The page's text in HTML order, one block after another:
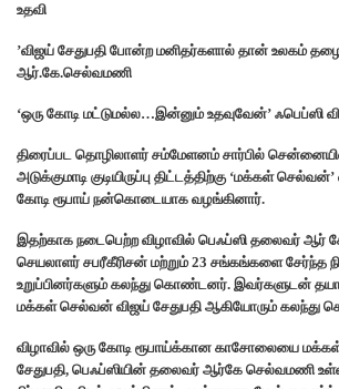
உதவி
’விஜய் சேதுபதி போன்ற மனிதர்களால் தான் உலகம்
ஆர்.கே.செல்வமணி
‘ஒரு கோடி மட்டுமல்ல…இன்னும் உதவுவேன்’ ஃபெப்ஸி
திரைப்பட தொழிலாளர் சம்மேளனம் சார்பில் சென்னையில்
அடுக்குமாடி குடியிருப்பு திட்டத்திற்கு ‘மக்கள்
கோடி ரூபாய் நன்கொடையாக வழங்கினார்.
இதற்காக நடைபெற்ற விழாவில் பெஃப்ஸி தலைவர் ஆர்
செயலாளர் சபரீகீரிசன் மற்றும் 23 சங்கங்களை சேர்ந்த
உறுப்பினர்களும் கலந்து கொண்டனர். இவர்களுடன்
மக்கள் செல்வன் விஜய் சேதுபதி ஆகியோரும்
விழாவில் ஒரு கோடி ரூபாய்க்கான காசோலையை
சேதுபதி, பெஃப்ஸியின் தலைவர் ஆர்கே செல்வமணி